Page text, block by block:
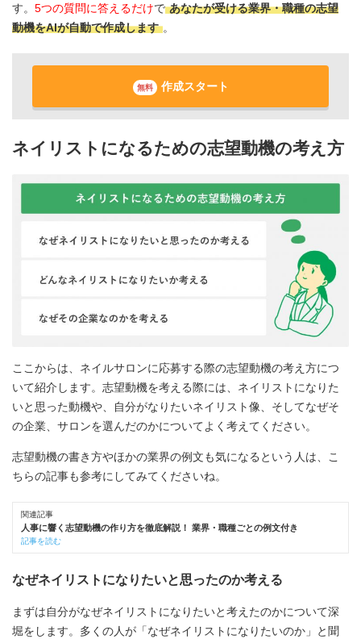
す。 5つの質問に答えるだけで あなたが受ける業界・職種の志望
動機をAIが自動で作成します 。
無料 作成スタート
ネイリストになるための志望動機の考え方
ここからは、ネイルサロンに応募する際の志望動機の考え方につ
いて紹介します。志望動機を考える際には、ネイリストになりた
いと思った動機や、自分がなりたいネイリスト像、そしてなぜそ
の企業、サロンを選んだのかについてよく考えてください。
志望動機の書き方やほかの業界の例文も気になるという人は、こ
ちらの記事も参考にしてみてくださいね。
関連記事
人事に響く志望動機の作り方を徹底解説！ 業界・職種ごとの例文付き
記事を読む
なぜネイリストになりたいと思ったのか考える
まずは自分がなぜネイリストになりたいと考えたのかについて深
堀をします。多くの人が「なぜネイリストになりたいのか」と聞